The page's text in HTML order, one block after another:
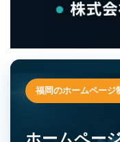
福岡のホームページ